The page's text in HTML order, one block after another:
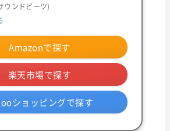
ウンドピーツ)
Amazonで探す
楽天市場で探す
ショッピングで探す